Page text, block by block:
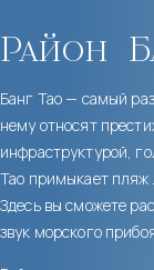
Район
Банг Тао — самый
нему относят
инфраструктурой,
Тао примыкает пляж
Здесь вы сможете
звук морского